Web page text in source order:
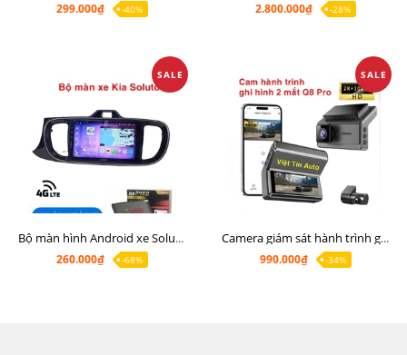
299.000₫
-40%
2.800.000₫
-28%
SALE
Bộ màn hình Android xe Soluto, mặt dưỡng lắp màn hình Soluto kèm rắc zin
260.000₫
-68%
SALE
Camera giám sát hành trình ghi hình 2 mắt Q8 Pro độ phân giải 2K +1080P
990.000₫
-34%